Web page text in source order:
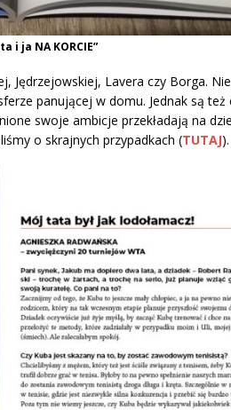
i ja NA KORCIE”
Jędrzejowskiej, Lavera czy Borga.
panującej w domu. Jednak są też
swoje ambicje przekładają na
o skrajnych przypadkach (TUTAJ).